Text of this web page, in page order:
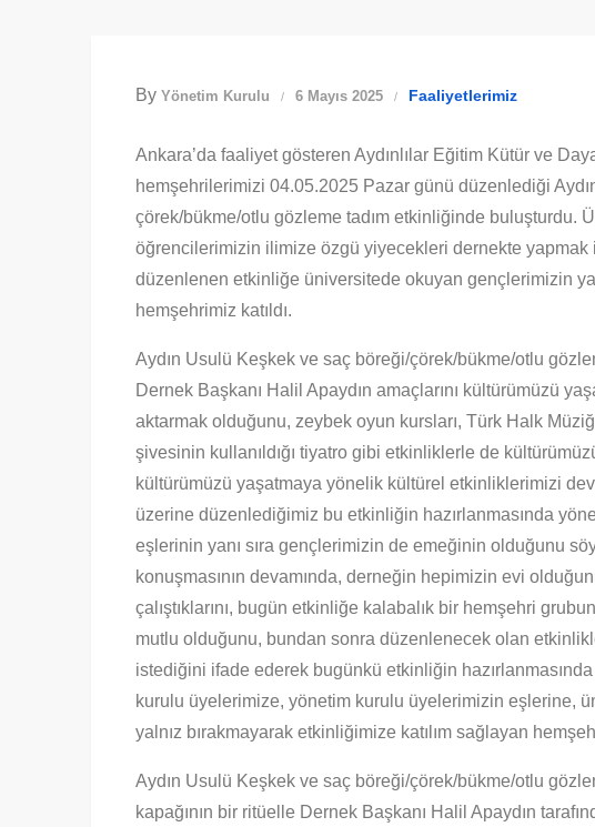
By Yönetim Kurulu 6 Mayıs 2025 Faaliyetlerimiz
Ankara’da faaliyet gösteren Aydınlılar Eğitim Kütür ve
hemşehrilerimizi 04.05.2025 Pazar günü düzenlediği
çörek/bükme/otlu gözleme tadım etkinliğinde buluşturdu.
öğrencilerimizin ilimize özgü yiyecekleri dernekte
düzenlenen etkinliğe üniversitede okuyan gençlerimizin
hemşehrimiz katıldı.
Aydın Usulü Keşkek ve saç böreği/çörek/bükme/otlu
Dernek Başkanı Halil Apaydın amaçlarını kültürümüzü
aktarmak olduğunu, zeybek oyun kursları, Türk Halk
şivesinin kullanıldığı tiyatro gibi etkinliklerle de
kültürümüzü yaşatmaya yönelik kültürel etkinliklerimizi
üzerine düzenlediğimiz bu etkinliğin hazırlanmasında
eşlerinin yanı sıra gençlerimizin de emeğinin olduğunu
konuşmasının devamında, derneğin hepimizin evi
çalıştıklarını, bugün etkinliğe kalabalık bir hemşehri
mutlu olduğunu, bundan sonra düzenlenecek olan
istediğini ifade ederek bugünkü etkinliğin
kurulu üyelerimize, yönetim kurulu üyelerimizin eşlerine,
yalnız bırakmayarak etkinliğimize katılım sağlayan
Aydın Usulü Keşkek ve saç böreği/çörek/bükme/otlu
kapağının bir ritüelle Dernek Başkanı Halil Apaydın